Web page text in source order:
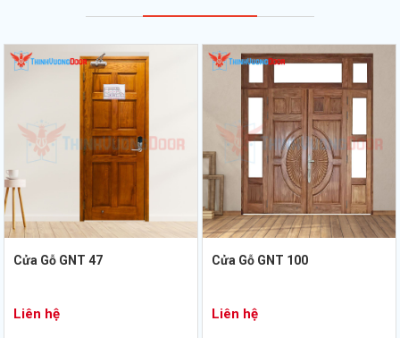
Cửa Gỗ GNT 47
Liên hệ
Cửa Gỗ GNT 100
Liên hệ